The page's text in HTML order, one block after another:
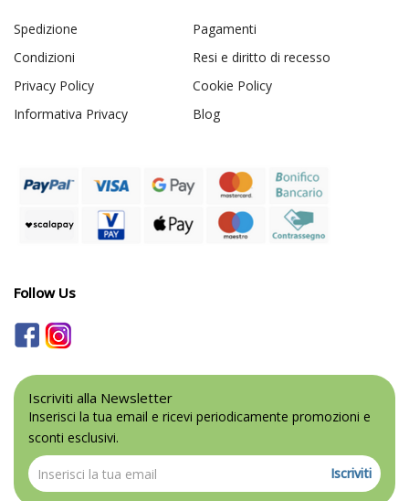
Spedizione
Pagamenti
Condizioni
Resi e diritto di recesso
Privacy Policy
Cookie Policy
Informativa Privacy
Blog
Follow Us
Iscriviti alla Newsletter
Inserisci la tua email e ricevi periodicamente promozioni e
sconti esclusivi.
Iscriviti